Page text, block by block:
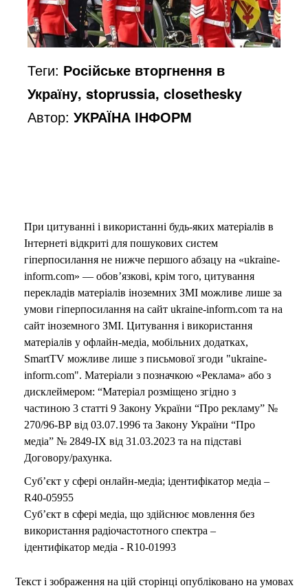
Теги: Російське вторгнення в
Україну, stoprussia, closethesky
Автор:УКРАЇНА ІНФОРМ
При цитуванні і використанні будь-яких матеріалів в
Інтернеті відкриті для пошукових систем
гіперпосилання не нижче першого абзацу на «ukraine-
inform.com» — обов’язкові, крім того, цитування
перекладів матеріалів іноземних ЗМІ можливе лише за
умови гіперпосилання на сайт ukraine-inform.com та на
сайт іноземного ЗМІ. Цитування і використання
матеріалів у офлайн-медіа, мобільних додатках,
SmartTV можливе лише з письмової згоди "ukraine-
inform.com". Матеріали з позначкою «Реклама» або з
дисклеймером: “Матеріал розміщено згідно з
частиною 3 статті 9 Закону України “Про рекламу” №
270/96-ВР від 03.07.1996 та Закону України “Про
медіа” № 2849-IX від 31.03.2023 та на підставі
Договору/рахунка.
Суб’єкт у сфері онлайн-медіа; ідентифікатор медіа –
R40-05955
Суб’єкт в сфері медіа, що здійснює мовлення без
використання радіочастотного спектра –
ідентифікатор медіа - R10-01993
Текст і зображення на цій сторінці опубліковано на умовах